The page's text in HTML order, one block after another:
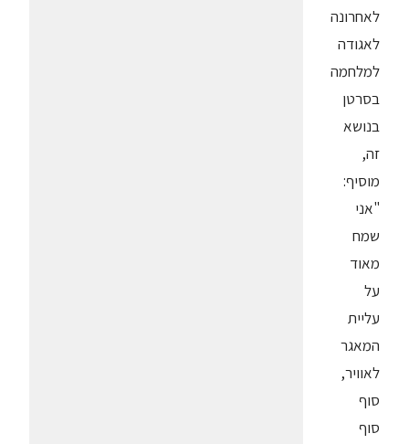
לאחרונה
לאגודה
למלחמה
בסרטן
בנושא
זה,
מוסיף:
"אני
שמח
מאוד
על
עליית
המאגר
לאוויר,
סוף
סוף